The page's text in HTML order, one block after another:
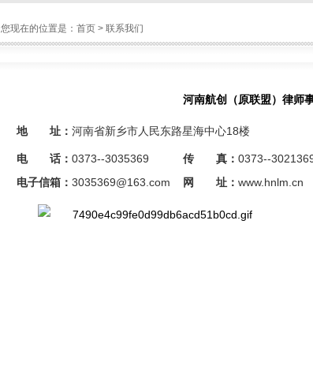
您现在的位置是： 首页 > 联系我们
河南航创（原联盟）律师
地 址： 河南省新乡市人民东路星海中心18楼
电 话： 0373--3035369 传 真： 0373--
电子信箱： 3035369@163.com 网 址： www.hnlm.cn